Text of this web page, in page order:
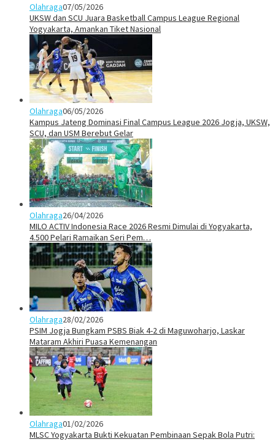
Olahraga07/05/2026
UKSW dan SCU Juara Basketball Campus League Regional
Yogyakarta, Amankan Tiket Nasional
Olahraga06/05/2026
Kampus Jateng Dominasi Final Campus League 2026 Jogja, UKSW,
SCU, dan USM Berebut Gelar
Olahraga26/04/2026
MILO ACTIV Indonesia Race 2026 Resmi Dimulai di Yogyakarta,
4.500 Pelari Ramaikan Seri Pem…
Olahraga28/02/2026
PSIM Jogja Bungkam PSBS Biak 4-2 di Maguwoharjo, Laskar
Mataram Akhiri Puasa Kemenangan
Olahraga01/02/2026
MLSC Yogyakarta Bukti Kekuatan Pembinaan Sepak Bola Putri: